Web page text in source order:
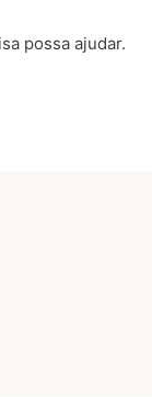
possa ajudar.